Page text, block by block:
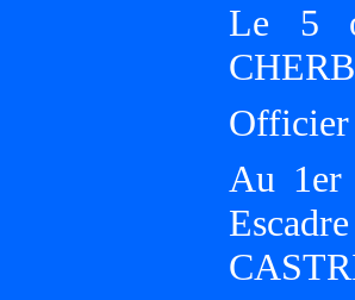
Le 5
Officier
Au 1er